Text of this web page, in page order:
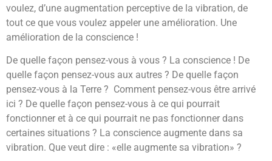
voulez, d’une augmentation perceptive de la vibration, de
tout ce que vous voulez appeler une amélioration. Une
amélioration de la conscience !
De quelle façon pensez-vous à vous ? La conscience ! De
quelle façon pensez-vous aux autres ? De quelle façon
pensez-vous à la Terre ? Comment pensez-vous être arrivé
ici ? De quelle façon pensez-vous à ce qui pourrait
fonctionner et à ce qui pourrait ne pas fonctionner dans
certaines situations ? La conscience augmente dans sa
vibration. Que veut dire : «elle augmente sa vibration» ?